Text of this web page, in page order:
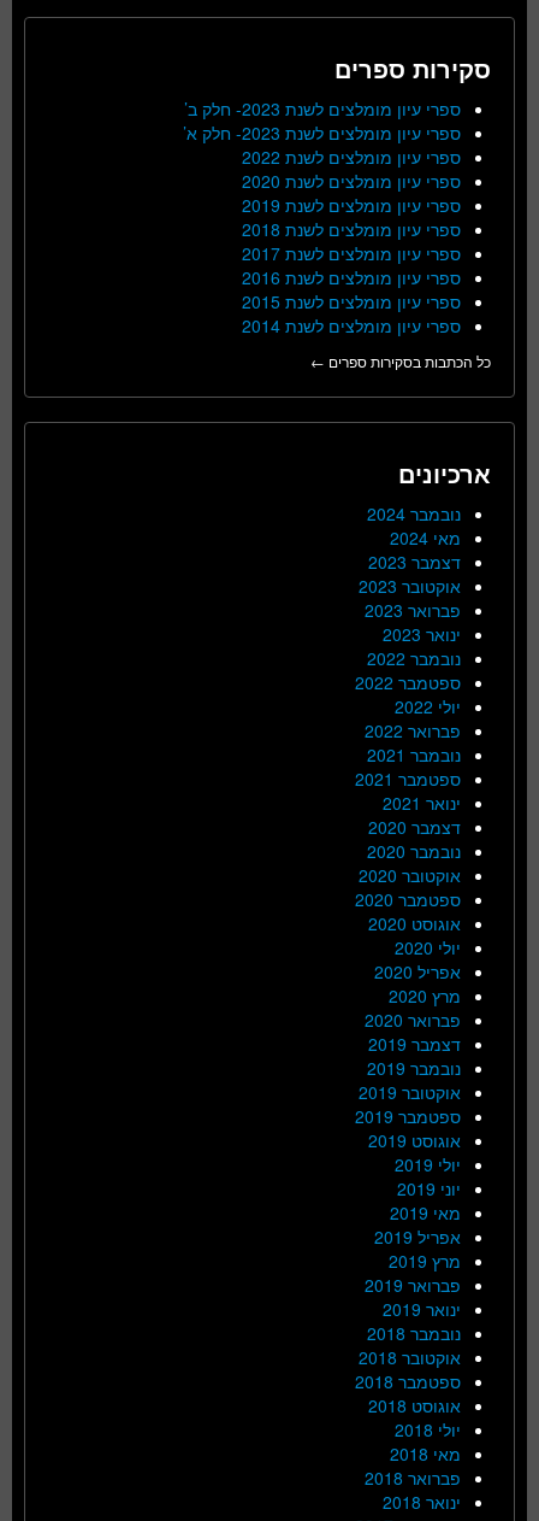
סקירות ספרים
ספרי עיון מומלצים לשנת 2023- חלק ב’
ספרי עיון מומלצים לשנת 2023- חלק א’
ספרי עיון מומלצים לשנת 2022
ספרי עיון מומלצים לשנת 2020
ספרי עיון מומלצים לשנת 2019
ספרי עיון מומלצים לשנת 2018
ספרי עיון מומלצים לשנת 2017
ספרי עיון מומלצים לשנת 2016
ספרי עיון מומלצים לשנת 2015
ספרי עיון מומלצים לשנת 2014
כל הכתבות בסקירות ספרים ←
ארכיונים
נובמבר 2024
מאי 2024
דצמבר 2023
אוקטובר 2023
פברואר 2023
ינואר 2023
נובמבר 2022
ספטמבר 2022
יולי 2022
פברואר 2022
נובמבר 2021
ספטמבר 2021
ינואר 2021
דצמבר 2020
נובמבר 2020
אוקטובר 2020
ספטמבר 2020
אוגוסט 2020
יולי 2020
אפריל 2020
מרץ 2020
פברואר 2020
דצמבר 2019
נובמבר 2019
אוקטובר 2019
ספטמבר 2019
אוגוסט 2019
יולי 2019
יוני 2019
מאי 2019
אפריל 2019
מרץ 2019
פברואר 2019
ינואר 2019
נובמבר 2018
אוקטובר 2018
ספטמבר 2018
אוגוסט 2018
יולי 2018
מאי 2018
פברואר 2018
ינואר 2018